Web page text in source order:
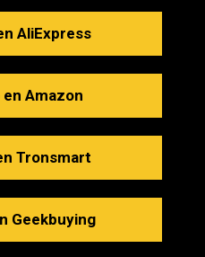
AliExpress
Amazon
Tronsmart
Geekbuying